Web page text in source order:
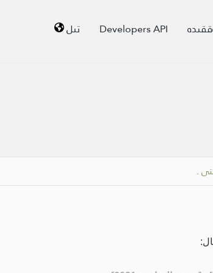
Developers API تىل
.